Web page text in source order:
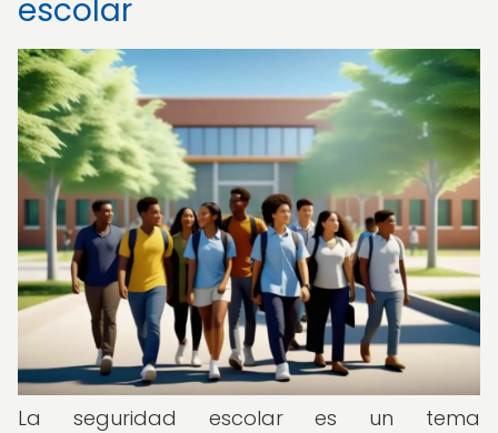
escolar
La seguridad escolar es un tema